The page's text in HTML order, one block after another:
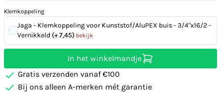
Klemkoppeling
Jaga - Klemkoppeling voor Kunststof/AluPEX buis - 3/4"x16/2 -
Vernikkeld (+ 7,45) bekijk
In het winkelmandje
Gratis verzenden vanaf €100
Bij ons alleen A-merken mét garantie